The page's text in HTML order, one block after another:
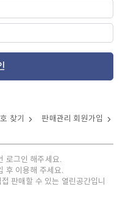
찾기 판매관리 회원가입
로그인 해주세요.
후 이용해 주세요.
판매할 수 있는 열린공간입니